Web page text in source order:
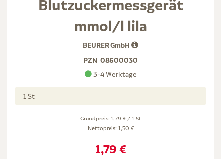
Blutzuckermessgerät
mmol/l lila
BEURER GmbH
PZN 08600030
3-4 Werktage
1 St
Grundpreis: 1,79 € / 1 St
Nettopreis: 1,50 €
1,79 €